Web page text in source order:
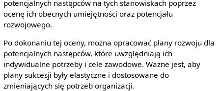
potencjalnych następców na tych stanowiskach poprzez
ocenę ich obecnych umiejętności oraz potencjału
rozwojowego.
Po dokonaniu tej oceny, można opracować plany rozwoju dla
potencjalnych następców, które uwzględniają ich
indywidualne potrzeby i cele zawodowe. Ważne jest, aby
plany sukcesji były elastyczne i dostosowane do
zmieniających się potrzeb organizacji.